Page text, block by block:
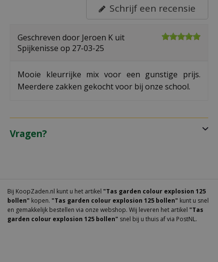
Schrijf een recensie
Geschreven door Jeroen K uit
Spijkenisse op 27-03-25
Mooie kleurrijke mix voor een gunstige prijs.
Meerdere zakken gekocht voor bij onze school.
Vragen?
Bij KoopZaden.nl kunt u het artikel "Tas garden colour explosion 125
bollen" kopen. "Tas garden colour explosion 125 bollen" kunt u snel
en gemakkelijk bestellen via onze webshop. Wij leveren het artikel "Tas
garden colour explosion 125 bollen" snel bij u thuis af via PostNL.